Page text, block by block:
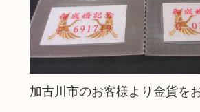
加古川市のお客様より金貨を